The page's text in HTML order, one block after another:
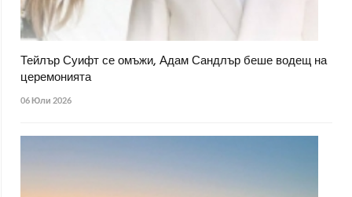
Тейлър Суифт се омъжи, Адам Сандлър беше водещ на
церемонията
06 Юли 2026